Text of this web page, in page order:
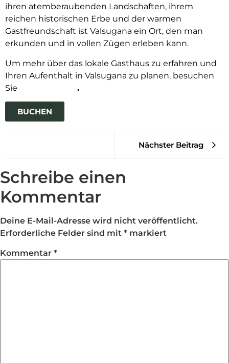
ihren atemberaubenden Landschaften, ihrem
reichen historischen Erbe und der warmen
Gastfreundschaft ist Valsugana ein Ort, den man
erkunden und in vollen Zügen erleben kann.
Um mehr über das lokale Gasthaus zu erfahren und
Ihren Aufenthalt in Valsugana zu planen, besuchen
Sie
.
BUCHEN
Nächster Beitrag
Schreibe einen
Kommentar
Deine E-Mail-Adresse wird nicht veröffentlicht.
Erforderliche Felder sind mit * markiert
Kommentar *